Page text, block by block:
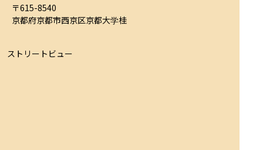
〒615-8540
京都府京都市西京区京都大学桂
ストリートビュー